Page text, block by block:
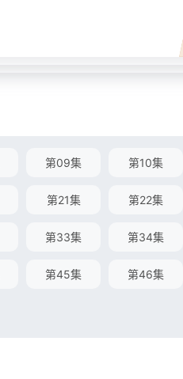
第09集 第10集
第21集 第22集
第33集 第34集
第45集 第46集